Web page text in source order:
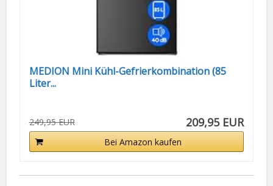
MEDION Mini Kühl-Gefrierkombination (85
Liter...
249,95 EUR 209,95 EUR
Bei Amazon kaufen